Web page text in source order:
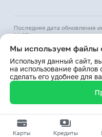
Карты Кредиты
Последняя дата обновления
14:25
© 2026 АКБ «Hamkorbank»
Лицензия № 64 ЦБ РУз от 31
При использовании
www.hamkorbank.uz
Продолжая пользование
на обработку моих
Мы используем файлы
Используя данный сайт,
на использование
сделать его удобнее для